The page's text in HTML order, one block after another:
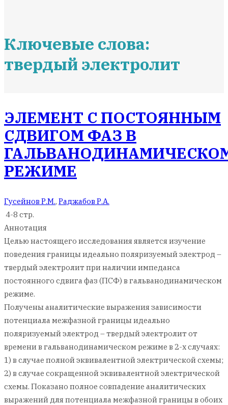
Ключевые слова:
твердый электролит
ЭЛЕМЕНТ С ПОСТОЯННЫМ
СДВИГОМ ФАЗ В
РЕЖИМЕ
Гусейнов Р.М., Раджабов Р.А.
4-8 стр.
Аннотация
Целью настоящего исследования является изучение
поведения границы идеально поляризуемый электрод –
твердый электролит при наличии импеданса
постоянного сдвига фаз (ПСФ) в гальванодинамическом
режиме.
Получены аналитические выражения зависимости
потенциала межфазной границы идеально
поляризуемый электрод – твердый электролит от
времени в гальванодинамическом режиме в 2-х случаях:
1) в случае полной эквивалентной электрической схемы;
2) в случае сокращенной эквивалентной электрической
схемы. Показано полное совпадение аналитических
выражений для потенциала межфазной границы в обоих